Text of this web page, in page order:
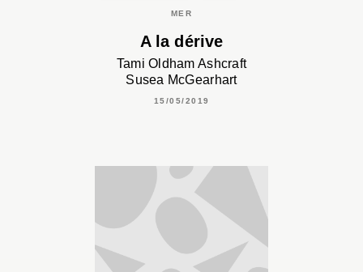
MER
A la dérive
Tami Oldham Ashcraft
Susea McGearhart
15/05/2019